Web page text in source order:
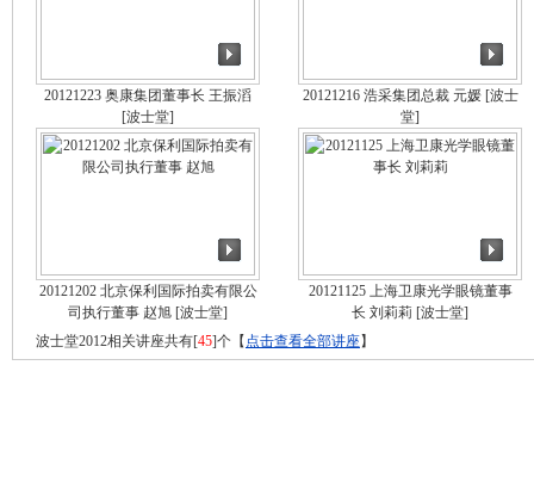
20121223 奥康集团董事长 王振滔
[波士堂]
20121216 浩采集团总裁 元媛[波士
堂]
20121202 北京保利国际拍卖有限公
司执行董事 赵旭 [波士堂]
20121125 上海卫康光学眼镜董事
长 刘莉莉 [波士堂]
波士堂2012相关讲座共有[45]个【 点击查看全部讲座】